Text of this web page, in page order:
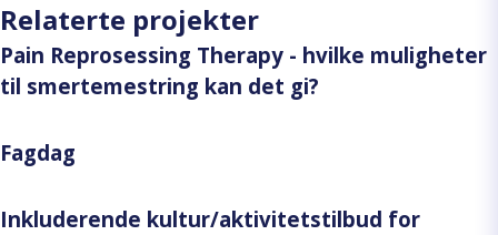
Relaterte projekter
Pain Reprosessing Therapy - hvilke muligheter
til smertemestring kan det gi?
Fagdag
Inkluderende kultur/aktivitetstilbud for